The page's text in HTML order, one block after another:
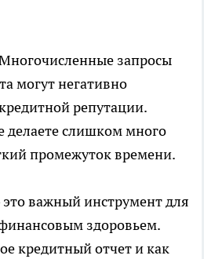
запросы
могут негативно
репутации.
делаете слишком много
промежуток времени.
важный инструмент для
здоровьем.
кредитный отчет и как